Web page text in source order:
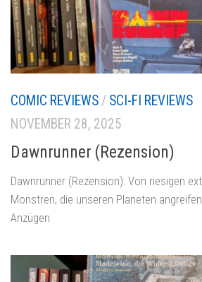
COMIC REVIEWS / SCI-FI REVIEWS
NOVEMBER 28, 2025
Dawnrunner (Rezension)
Dawnrunner (Rezension): Von riesigen
Monstren, die unseren Planeten
Anzügen